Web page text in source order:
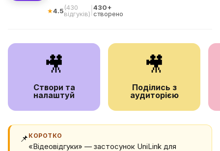
★4.5(430
відгуків)
430+
створено
🎥
Створи та
налаштуй
🎥
Поділись з
аудиторією
📌 КОРОТКО
«Відеовідгуки» — застосунок UniLink для